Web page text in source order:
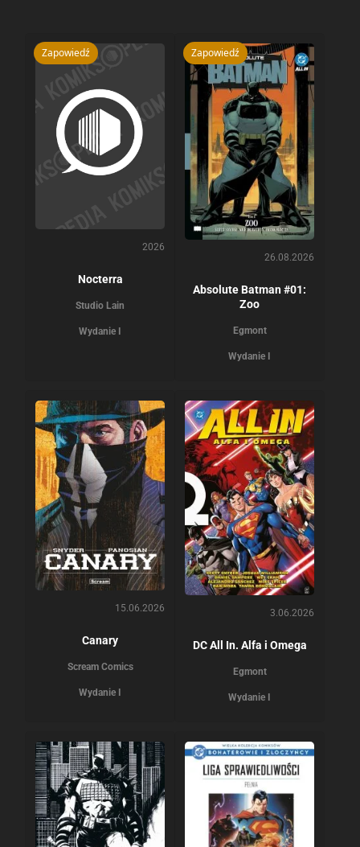
Zapowiedź
2026
Nocterra
Studio Lain
Wydanie I
Zapowiedź
26.08.2026
Absolute Batman #01:
Zoo
Egmont
Wydanie I
15.06.2026
Canary
Scream Comics
Wydanie I
3.06.2026
DC All In. Alfa i Omega
Egmont
Wydanie I